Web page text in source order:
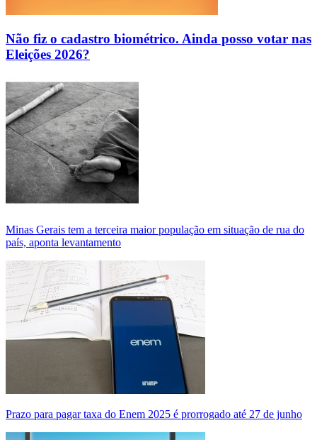
Não fiz o cadastro biométrico. Ainda posso votar nas
Eleições 2026?
Minas Gerais tem a terceira maior população em situação de rua do
país, aponta levantamento
Prazo para pagar taxa do Enem 2025 é prorrogado até 27 de junho